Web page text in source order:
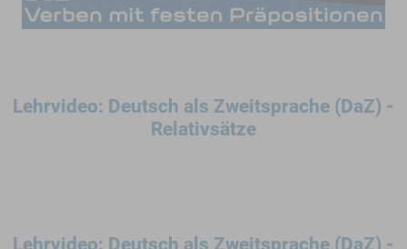
Lehrvideo: Deutsch als Zweitsprache (DaZ) -
Relativsätze
Lehrvideo: Deutsch als Zweitsprache (DaZ) -